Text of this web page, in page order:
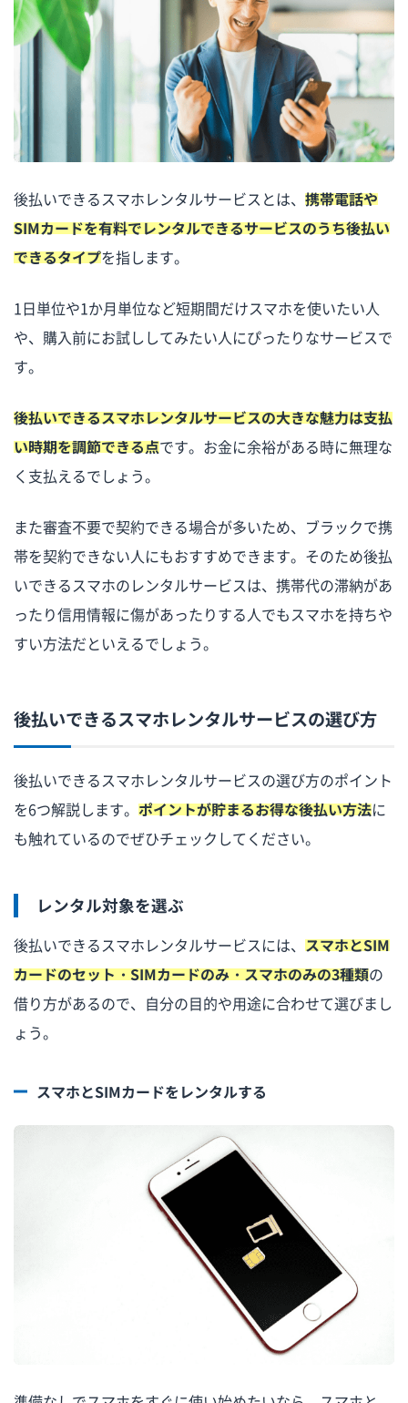
エクスモバイル
Rentio（レンティオ）
レンタルコール
ジャパンエモーション
エックスモバイル
後払いできるスマホレンタルサービスとは、 携帯電話や
SIMカードを有料でレンタルできるサービスのうち後払い
できるタイプを指します。
1日単位や1か月単位など短期間だけスマホを使いたい人
や、購入前にお試ししてみたい人にぴったりなサービスで
す。
後払いできるスマホレンタルサービスの大きな魅力は支払
い時期を調節できる点です。お金に余裕がある時に無理な
く支払えるでしょう。
また審査不要で契約できる場合が多いため、ブラックで携
帯を契約できない人にもおすすめできます。そのため後払
いできるスマホのレンタルサービスは、携帯代の滞納があ
ったり信用情報に傷があったりする人でもスマホを持ちや
すい方法だといえるでしょう。
後払いできるスマホレンタルサービスの選び方
後払いできるスマホレンタルサービスの選び方のポイント
を6つ解説します。 ポイントが貯まるお得な後払い方法に
も触れているのでぜひチェックしてください。
レンタル対象を選ぶ
後払いできるスマホレンタルサービスには、 スマホとSIM
カードのセット・SIMカードのみ・スマホのみの3種類の
借り方があるので、自分の目的や用途に合わせて選びまし
ょう。
スマホとSIMカードをレンタルする